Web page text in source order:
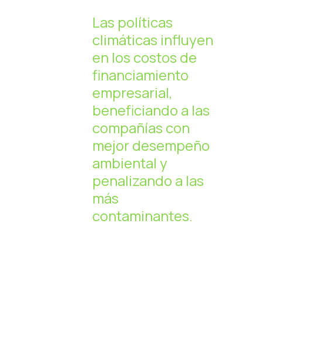
Las políticas
climáticas influyen
en los costos de
financiamiento
empresarial,
beneficiando a las
compañías con
mejor desempeño
ambiental y
penalizando a las
más
contaminantes.